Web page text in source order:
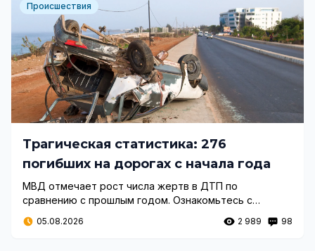
Происшествия
Трагическая статистика: 276
погибших на дорогах с начала года
МВД отмечает рост числа жертв в ДТП по
сравнению с прошлым годом. Ознакомьтесь с
актуальной ситуацией на пограничных пунктах и
состоянием дорожного движения в стране.
05.08.2026 2 989 98